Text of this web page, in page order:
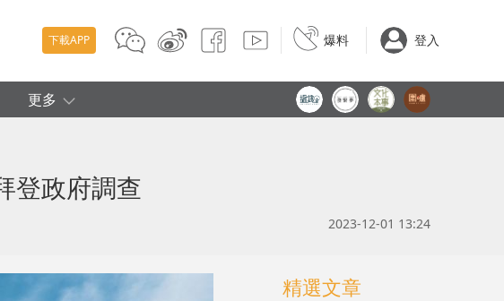
下載APP 爆料 登入
更多
登政府調查
2023-12-01 13:24
精選文章